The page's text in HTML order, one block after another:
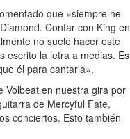
que «siempre he
Contar con King en
no suele hacer este
escrito la letra a medias. Es
él para cantarla».
Volbeat en nuestra gira por
de Mercyful Fate,
conciertos. Esto también